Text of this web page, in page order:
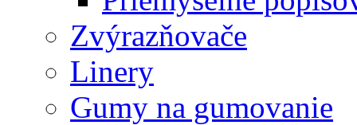
Zvýrazňovače
Linery
Gumy na gumovanie